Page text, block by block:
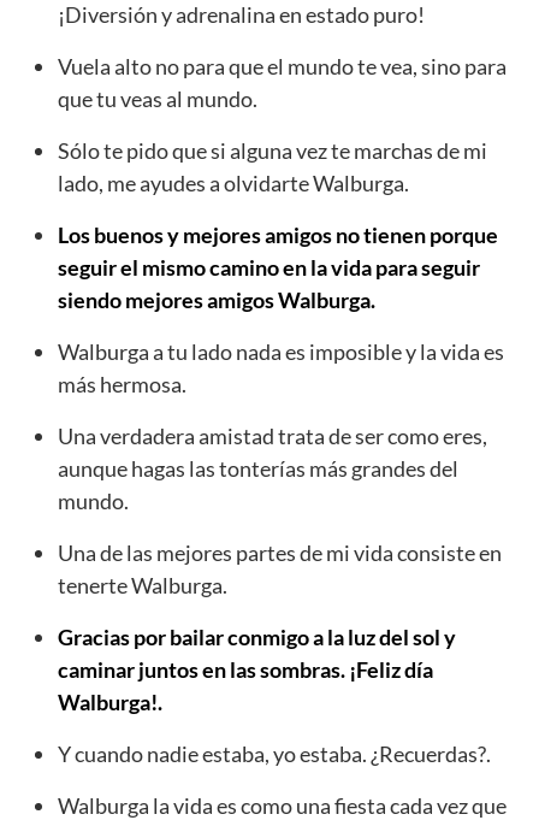
¡Diversión y adrenalina en estado puro!
Vuela alto no para que el mundo te vea, sino para
que tu veas al mundo.
Sólo te pido que si alguna vez te marchas de mi
lado, me ayudes a olvidarte Walburga.
Los buenos y mejores amigos no tienen porque
seguir el mismo camino en la vida para seguir
siendo mejores amigos Walburga.
Walburga a tu lado nada es imposible y la vida es
más hermosa.
Una verdadera amistad trata de ser como eres,
aunque hagas las tonterías más grandes del
mundo.
Una de las mejores partes de mi vida consiste en
tenerte Walburga.
Gracias por bailar conmigo a la luz del sol y
caminar juntos en las sombras. ¡Feliz día
Walburga!.
Y cuando nadie estaba, yo estaba. ¿Recuerdas?.
Walburga la vida es como una fiesta cada vez que